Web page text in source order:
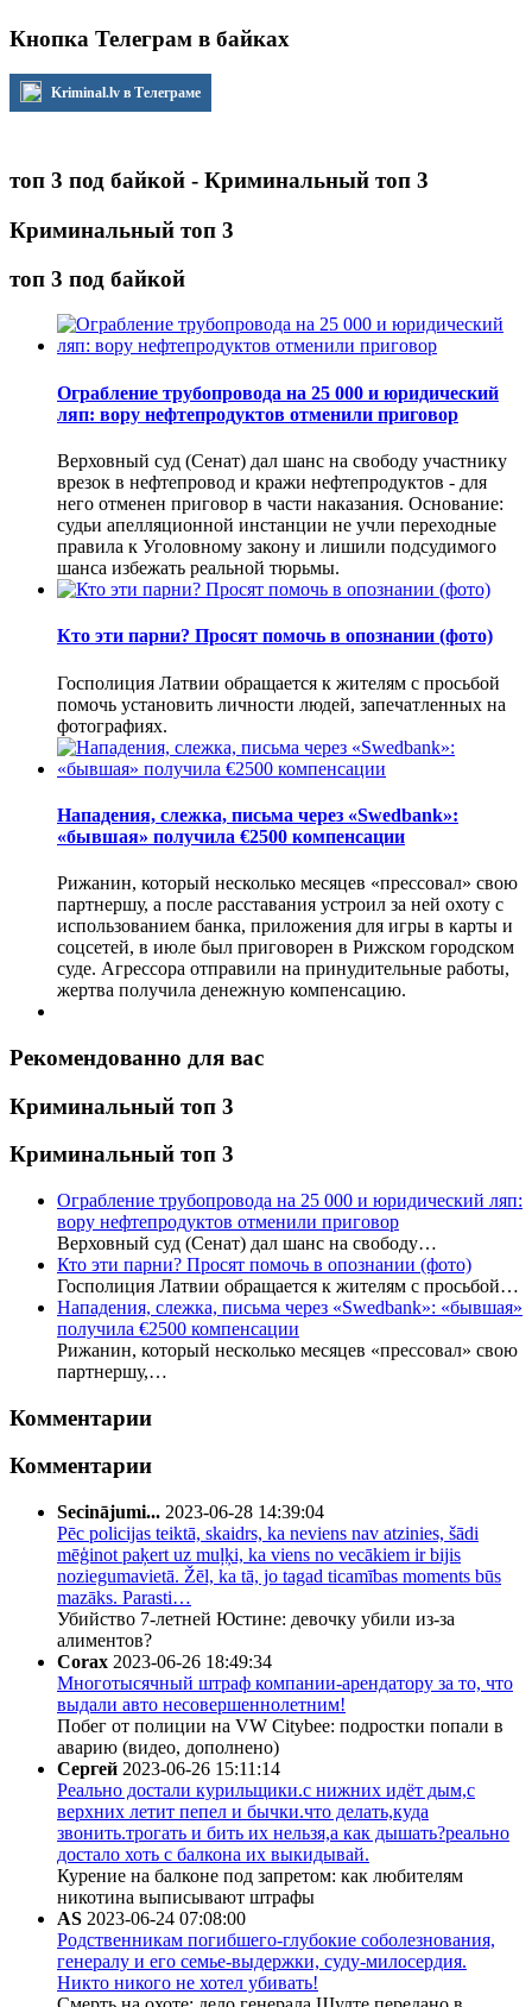
Кнопка Телеграм в байках
Kriminal.lv в Телеграме
топ 3 под байкой - Криминальный топ 3
Криминальный топ 3
топ 3 под байкой
Ограбление трубопровода на 25 000 и юридический
ляп: вору нефтепродуктов отменили приговор
Верховный суд (Сенат) дал шанс на свободу участнику
врезок в нефтепровод и кражи нефтепродуктов - для
него отменен приговор в части наказания. Основание:
судьи апелляционной инстанции не учли переходные
правила к Уголовному закону и лишили подсудимого
шанса избежать реальной тюрьмы.
Кто эти парни? Просят помочь в опознании (фото)
Госполиция Латвии обращается к жителям с просьбой
помочь установить личности людей, запечатленных на
фотографиях.
Нападения, слежка, письма через «Swedbank»:
«бывшая» получила €2500 компенсации
Рижанин, который несколько месяцев «прессовал» свою
партнершу, а после расставания устроил за ней охоту с
использованием банка, приложения для игры в карты и
соцсетей, в июле был приговорен в Рижском городском
суде. Агрессора отправили на принудительные работы,
жертва получила денежную компенсацию.
Рекомендованно для вас
Криминальный топ 3
Криминальный топ 3
Ограбление трубопровода на 25 000 и юридический ляп:
вору нефтепродуктов отменили приговор
Верховный суд (Сенат) дал шанс на свободу…
Кто эти парни? Просят помочь в опознании (фото)
Госполиция Латвии обращается к жителям с просьбой…
Нападения, слежка, письма через «Swedbank»: «бывшая»
получила €2500 компенсации
Рижанин, который несколько месяцев «прессовал» свою
партнершу,…
Комментарии
Комментарии
Secinājumi... 2023-06-28 14:39:04
Pēc policijas teiktā, skaidrs, ka neviens nav atzinies, šādi
mēģinot paķert uz muļķi, ka viens no vecākiem ir bijis
noziegumavietā. Žēl, ka tā, jo tagad ticamības moments būs
mazāks. Parasti…
Убийство 7-летней Юстине: девочку убили из-за
алиментов?
Corax 2023-06-26 18:49:34
Многотысячный штраф компании-арендатору за то, что
выдали авто несовершеннолетним!
Побег от полиции на VW Citybee: подростки попали в
аварию (видео, дополнено)
Сергей 2023-06-26 15:11:14
Реально достали курильщики.с нижних идёт дым,с
верхних летит пепел и бычки.что делать,куда
звонить.трогать и бить их нельзя,а как дышать?реально
достало хоть с балкона их выкидывай.
Курение на балконе под запретом: как любителям
никотина выписывают штрафы
AS 2023-06-24 07:08:00
Родственникам погибшего-глубокие соболезнования,
генералу и его семье-выдержки, суду-милосердия.
Никто никого не хотел убивать!